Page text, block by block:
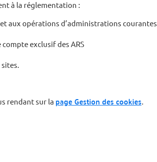
à la réglementation :
aux opérations d’administrations courantes
exclusif des ARS
rendant sur la page Gestion des cookies.